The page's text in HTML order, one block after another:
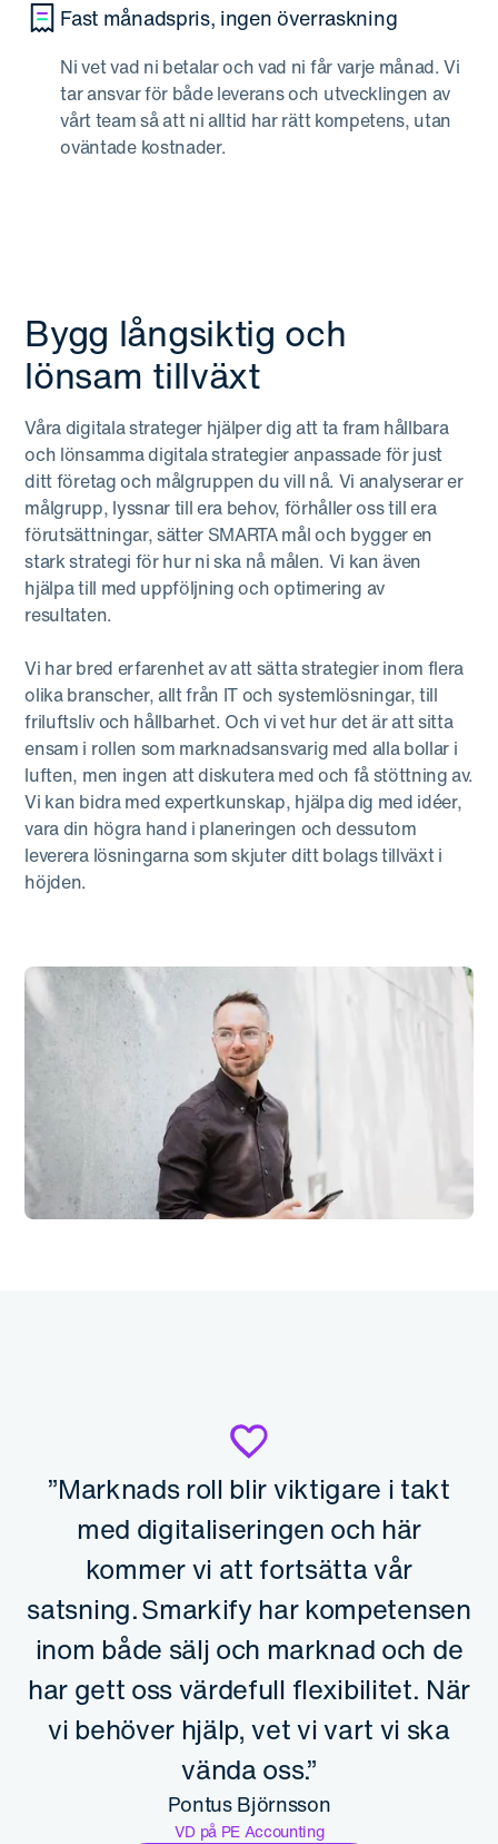
Fast månadspris, ingen överraskning
Ni vet vad ni betalar och vad ni får varje månad. Vi
tar ansvar för både leverans och utvecklingen av
vårt team så att ni alltid har rätt kompetens, utan
oväntade kostnader.
Bygg långsiktig och
lönsam tillväxt
Våra digitala strateger hjälper dig att ta fram hållbara
och lönsamma digitala strategier anpassade för just
ditt företag och målgruppen du vill nå. Vi analyserar er
målgrupp, lyssnar till era behov, förhåller oss till era
förutsättningar, sätter SMARTA mål och bygger en
stark strategi för hur ni ska nå målen. Vi kan även
hjälpa till med uppföljning och optimering av
resultaten.
Vi har bred erfarenhet av att sätta strategier inom flera
olika branscher, allt från IT och systemlösningar, till
friluftsliv och hållbarhet. Och vi vet hur det är att sitta
ensam i rollen som marknadsansvarig med alla bollar i
luften, men ingen att diskutera med och få stöttning av.
Vi kan bidra med expertkunskap, hjälpa dig med idéer,
vara din högra hand i planeringen och dessutom
leverera lösningarna som skjuter ditt bolags tillväxt i
höjden.
”Marknads roll blir viktigare i takt
med digitaliseringen och här
kommer vi att fortsätta vår
satsning. Smarkify har kompetensen
inom både sälj och marknad och de
har gett oss värdefull flexibilitet. När
vi behöver hjälp, vet vi vart vi ska
vända oss.”
Pontus Björnsson
VD på PE Accounting